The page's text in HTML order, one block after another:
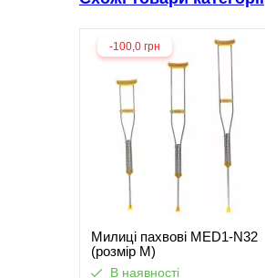
-100,0 грн
Милиці пахвові MED1-N32
(розмір M)
В наявності